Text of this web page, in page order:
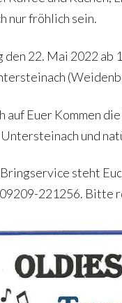
nur fröhlich sein.
den 22. Mai 2022 ab
auf Euer Kommen
und
steht
221256. Bitte